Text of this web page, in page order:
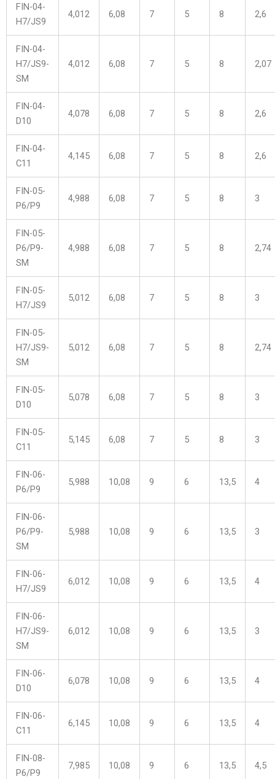
FIN-04-
H7/JS9
4,012 6,08 7 5 8 2,6
FIN-04-
H7/JS9-
SM
4,012 6,08 7 5 8 2,07
FIN-04-
D10
4,078 6,08 7 5 8 2,6
FIN-04-
C11
4,145 6,08 7 5 8 2,6
FIN-05-
P6/P9
4,988 6,08 7 5 8 3
FIN-05-
P6/P9-
SM
4,988 6,08 7 5 8 2,74
FIN-05-
H7/JS9
5,012 6,08 7 5 8 3
FIN-05-
H7/JS9-
SM
5,012 6,08 7 5 8 2,74
FIN-05-
D10
5,078 6,08 7 5 8 3
FIN-05-
C11
5,145 6,08 7 5 8 3
FIN-06-
P6/P9
5,988 10,08 9 6 13,5 4
FIN-06-
P6/P9-
SM
5,988 10,08 9 6 13,5 3
FIN-06-
H7/JS9
6,012 10,08 9 6 13,5 4
FIN-06-
H7/JS9-
SM
6,012 10,08 9 6 13,5 3
FIN-06-
D10
6,078 10,08 9 6 13,5 4
FIN-06-
C11
6,145 10,08 9 6 13,5 4
FIN-08-
P6/P9
7,985 10,08 9 6 13,5 4,5